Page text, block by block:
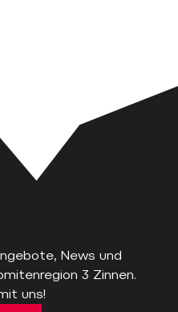
News und
3 Zinnen.
uns!